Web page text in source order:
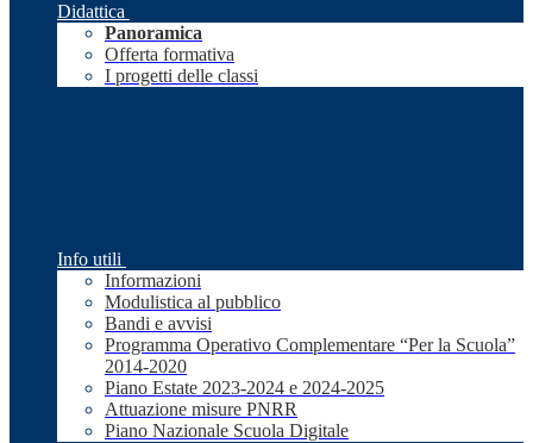
Didattica
Panoramica
Offerta formativa
I progetti delle classi
Info utili
Informazioni
Modulistica al pubblico
Bandi e avvisi
Programma Operativo Complementare “Per la Scuola”
2014-2020
Piano Estate 2023-2024 e 2024-2025
Attuazione misure PNRR
Piano Nazionale Scuola Digitale